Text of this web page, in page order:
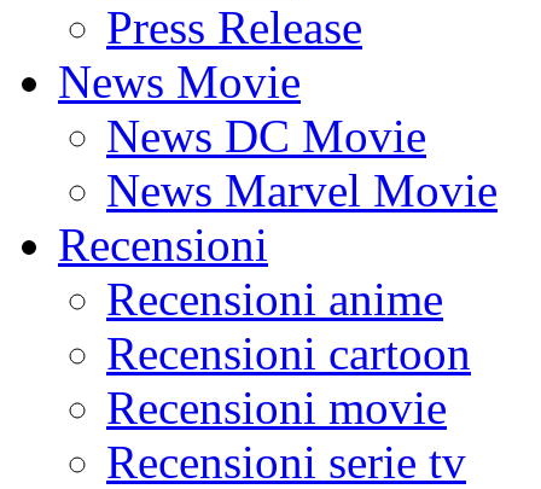
Press Release
News Movie
News DC Movie
News Marvel Movie
Recensioni
Recensioni anime
Recensioni cartoon
Recensioni movie
Recensioni serie tv